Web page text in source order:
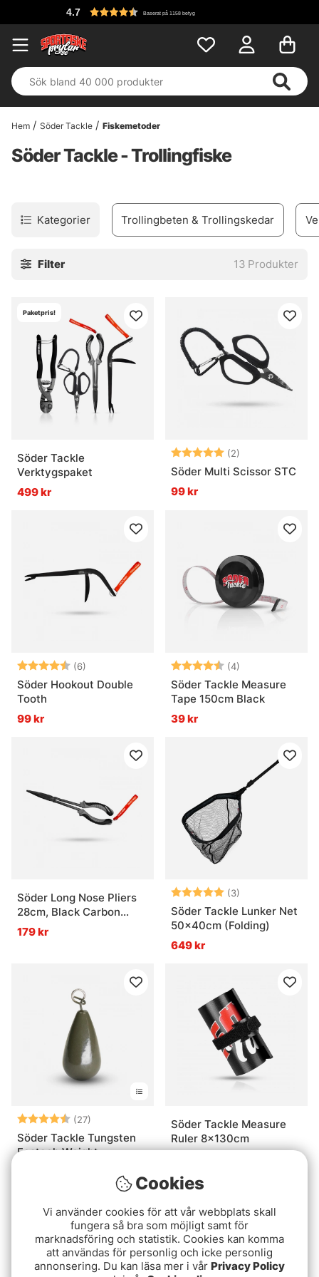
4.7 Baserat på 1158 betyg
Hem Söder Tackle Fiskemetoder
Söder Tackle - Trollingfiske
Kategorier Trollingbeten & Trollingskedar
Filter 13 Produkter
Paketpris!
Söder Tackle
Verktygspaket
499 kr
Betyg: (2)
Söder Multi Scissor STC
99 kr
Betyg: (6)
4.2 utav 5 stjärnor
Söder Hookout Double
Tooth
99 kr
Betyg: (4)
Söder Tackle Measure
Tape 150cm Black
39 kr
Söder Long Nose Pliers
28cm, Black Carbon
Steel
179 kr
Betyg: (3)
Söder Tackle Lunker Net
50x40cm (Folding)
649 kr
Betyg: (27)
4.3 utav 5 stjärnor
Söder Tackle Tungsten
Fastach Weight
Söder Tackle Measure
Ruler 8x130cm
Cookies
Vi använder cookies för att vår webbplats skall
fungera så bra som möjligt samt för
marknadsföring och statistik. Cookies kan komma
att användas för personlig och icke personlig
annonsering. Du kan läsa mer i vår Privacy Policy